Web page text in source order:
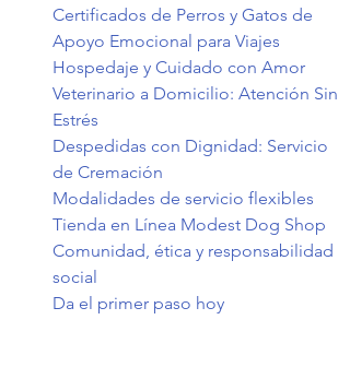
Certificados de Perros y Gatos de
Apoyo Emocional para Viajes
Hospedaje y Cuidado con Amor
Veterinario a Domicilio: Atención Sin
Estrés
Despedidas con Dignidad: Servicio
de Cremación
Modalidades de servicio flexibles
Tienda en Línea Modest Dog Shop
Comunidad, ética y responsabilidad
social
Da el primer paso hoy